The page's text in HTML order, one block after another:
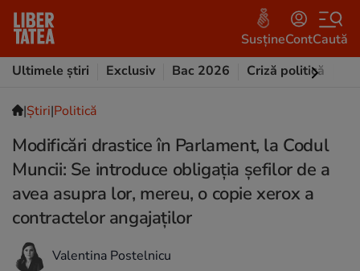
SusțineContCaută
Ultimele știri
Exclusiv Bac 2026 Criză politică
|Ştiri|Politică
Modificări drastice în Parlament, la Codul
Muncii: Se introduce obligația șefilor de a
avea asupra lor, mereu, o copie xerox a
contractelor angajaților
Valentina Postelnicu